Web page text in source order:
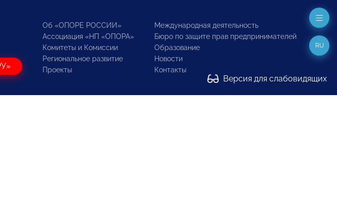
Об «ОПОРЕ РОССИИ»
Ассоциация «НП «ОПОРА»
Комитеты и Комиссии
Региональное развитие
Проекты
Международная деятельность
Бюро по защите прав предпринимателей
Образование
Новости
Контакты
Версия для слабовидящих
RU